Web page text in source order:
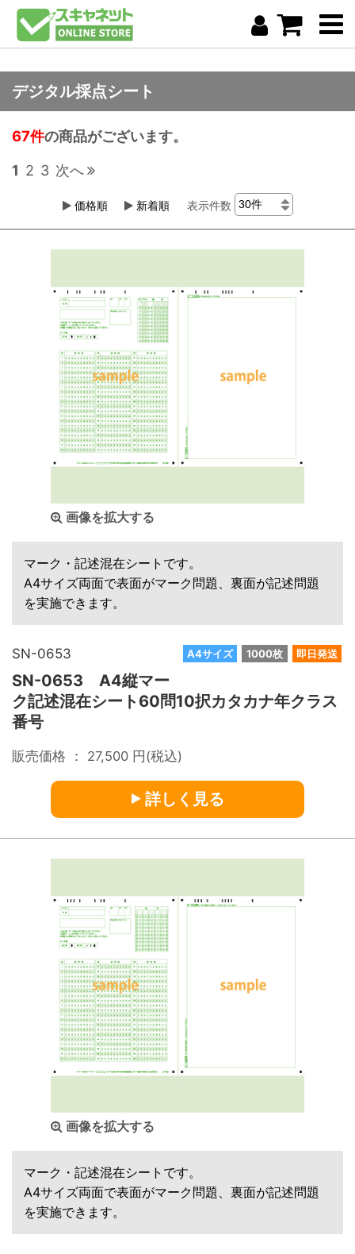
デジタル採点シート
67件の商品がございます。
1 2 3 次へ
価格順 新着順 表示件数
画像を拡大する
マーク・記述混在シートです。
A4サイズ両面で表面がマーク問題、裏面が記述問題
を実施できます。
A4サイズ 1000枚 即日発送
SN-0653
SN-0653 A4縦マー
ク記述混在シート60問10択カタカナ年クラス
番号
販売価格 ： 27,500 円(税込)
詳しく見る
画像を拡大する
マーク・記述混在シートです。
A4サイズ両面で表面がマーク問題、裏面が記述問題
を実施できます。